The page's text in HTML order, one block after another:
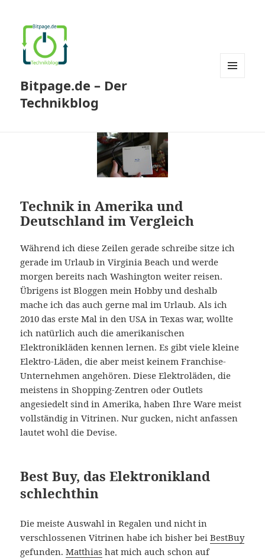
Bitpage.de – Der
Technikblog
Technik in Amerika und
Deutschland im Vergleich
Während ich diese Zeilen gerade schreibe sitze ich
gerade im Urlaub in Virginia Beach und werde
morgen bereits nach Washington weiter reisen.
Übrigens ist Bloggen mein Hobby und deshalb
mache ich das auch gerne mal im Urlaub. Als ich
2010 das erste Mal in den USA in Texas war, wollte
ich natürlich auch die amerikanischen
Elektronikläden kennen lernen. Es gibt viele kleine
Elektro-Läden, die aber meist keinem Franchise-
Unternehmen angehören. Diese Elektroläden, die
meistens in Shopping-Zentren oder Outlets
angesiedelt sind in Amerika, haben Ihre Ware meist
vollständig in Vitrinen. Nur gucken, nicht anfassen
lautet wohl die Devise.
Best Buy, das Elektronikland
schlechthin
Die meiste Auswahl in Regalen und nicht in
verschlossenen Vitrinen habe ich bisher beiBestBuy
gefunden.Matthias hat mich auch schon auf